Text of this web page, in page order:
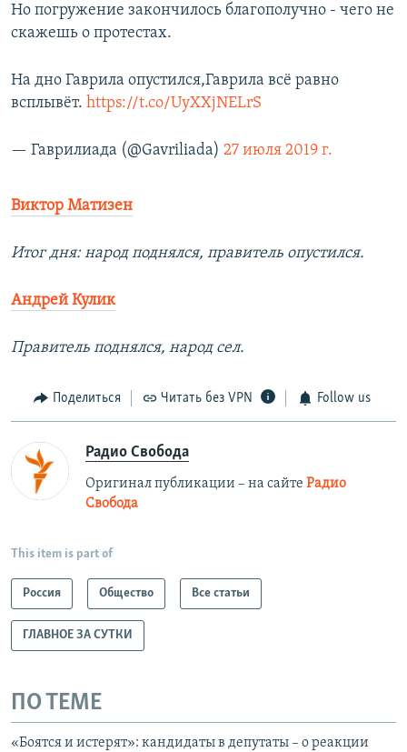
Но погружение закончилось благополучно - чего не
скажешь о протестах.​
На дно Гаврила опустился,Гаврила всё равно
всплывёт. https://t.co/UyXXjNELrS
— Гаврилиада (@Gavriliada) 27 июля 2019 г.
Виктор Матизен
Итог дня: народ поднялся, правитель опустился.
Андрей Кулик
Правитель поднялся, народ сел.
Поделиться Читать без VPN Follow us
Радио Свобода
Оригинал публикации – на сайте Радио
Свобода
This item is part of
Россия Общество Все статьи
ГЛАВНОЕ ЗА СУТКИ
ПО ТЕМЕ
«Боятся и истерят»: кандидаты в депутаты – о реакции